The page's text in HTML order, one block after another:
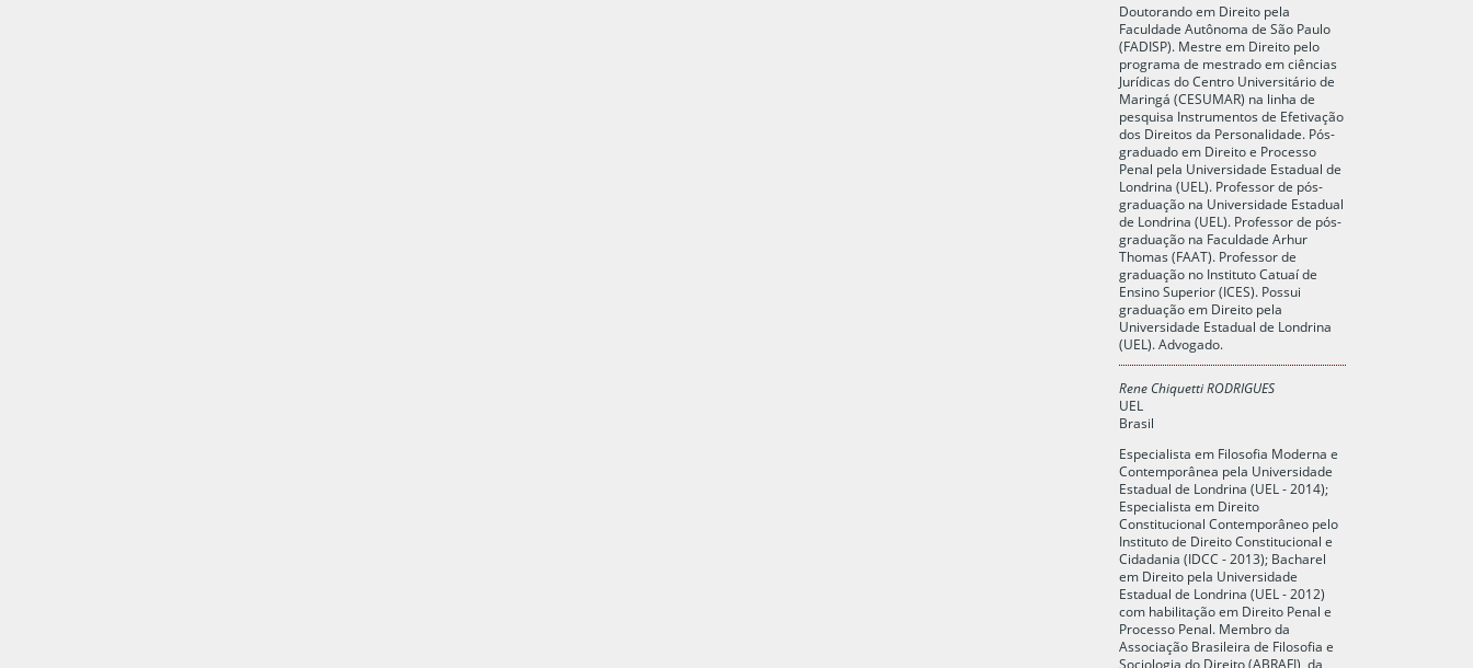
Doutorando em Direito pela
Faculdade Autônoma de São Paulo
(FADISP). Mestre em Direito pelo
programa de mestrado em ciências
Jurídicas do Centro Universitário de
Maringá (CESUMAR) na linha de
pesquisa Instrumentos de Efetivação
dos Direitos da Personalidade. Pós-
graduado em Direito e Processo
Penal pela Universidade Estadual de
Londrina (UEL). Professor de pós-
graduação na Universidade Estadual
de Londrina (UEL). Professor de pós-
graduação na Faculdade Arhur
Thomas (FAAT). Professor de
graduação no Instituto Catuaí de
Ensino Superior (ICES). Possui
graduação em Direito pela
Universidade Estadual de Londrina
(UEL). Advogado.
Rene Chiquetti RODRIGUES
UEL
Brasil
Especialista em Filosofia Moderna e
Contemporânea pela Universidade
Estadual de Londrina (UEL - 2014);
Especialista em Direito
Constitucional Contemporâneo pelo
Instituto de Direito Constitucional e
Cidadania (IDCC - 2013); Bacharel
em Direito pela Universidade
Estadual de Londrina (UEL - 2012)
com habilitação em Direito Penal e
Processo Penal. Membro da
Associação Brasileira de Filosofia e
Sociologia do Direito (ABRAFI), da